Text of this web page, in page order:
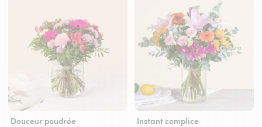
Douceur poudrée Instant complice